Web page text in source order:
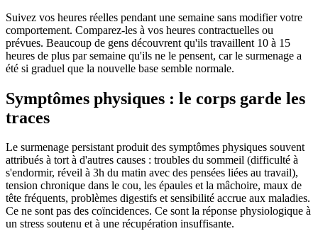
Suivez vos heures réelles pendant une semaine sans modifier votre
comportement. Comparez-les à vos heures contractuelles ou
prévues. Beaucoup de gens découvrent qu'ils travaillent 10 à 15
heures de plus par semaine qu'ils ne le pensent, car le surmenage a
été si graduel que la nouvelle base semble normale.
Symptômes physiques : le corps garde les
traces
Le surmenage persistant produit des symptômes physiques souvent
attribués à tort à d'autres causes : troubles du sommeil (difficulté à
s'endormir, réveil à 3h du matin avec des pensées liées au travail),
tension chronique dans le cou, les épaules et la mâchoire, maux de
tête fréquents, problèmes digestifs et sensibilité accrue aux maladies.
Ce ne sont pas des coïncidences. Ce sont la réponse physiologique à
un stress soutenu et à une récupération insuffisante.